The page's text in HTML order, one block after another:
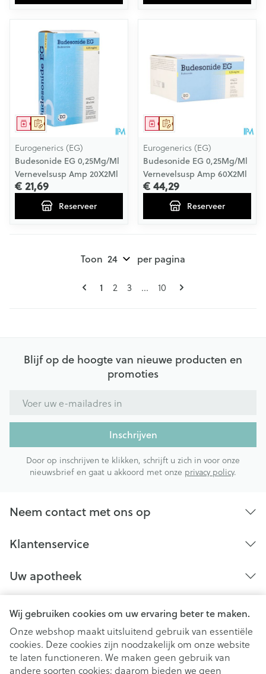
Wij gebruiken cookies om uw ervaring beter te maken.
Onze webshop maakt uitsluitend gebruik van essentiële
cookies. Deze cookies zijn noodzakelijk om onze website
te laten functioneren. We maken geen gebruik van
andere soorten cookies; daarom bieden we geen
Op voorschrift
Geneesmiddel
Eurogenerics (EG)
Budesonide EG 0,25Mg/Ml
Vernevelsusp Amp 20X2Ml
€ 21,69
Reserveer
Op voorschrift
Geneesmiddel
Eurogenerics (EG)
Budesonide EG 0,25Mg/Ml
Vernevelsusp Amp 60X2Ml
€ 44,29
Reserveer
Pagina's
U lees momenteel pagina
1 Pagina
2 Pagina
3 ... Pagina
10
Toon per pagina
Blijf op de hoogte van nieuwe producten en
promoties
Inschrijven
Door op inschrijven te klikken, schrijft u zich in voor onze
nieuwsbrief en gaat u akkoord met onze privacy policy.
Neem contact met ons op
Klantenservice
Uw apotheek